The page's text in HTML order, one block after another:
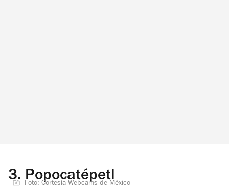
3. Popocatépetl
Foto: Cortesía Webcams de México